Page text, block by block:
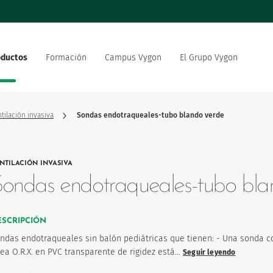
Formación Campus Vygon El Grupo Vygon
mundo Nuestra oferta
medioambiental
de innovación
invasiva Sondas endotraqueales-tubo blando verde
producto
INVASIVA
endotraqueales-tubo
endotraqueales sin balón pediátricas que tienen: - Una sonda
O.R.X. en PVC transparente de rigidez está… Seguir leyendo